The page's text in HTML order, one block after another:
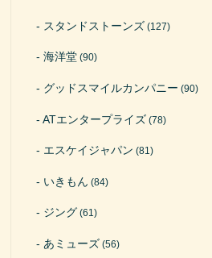
スタンドストーンズ (127)
海洋堂 (90)
グッドスマイルカンパニー (90)
ATエンタープライズ (78)
エスケイジャパン (81)
いきもん (84)
ジング (61)
あミューズ (56)